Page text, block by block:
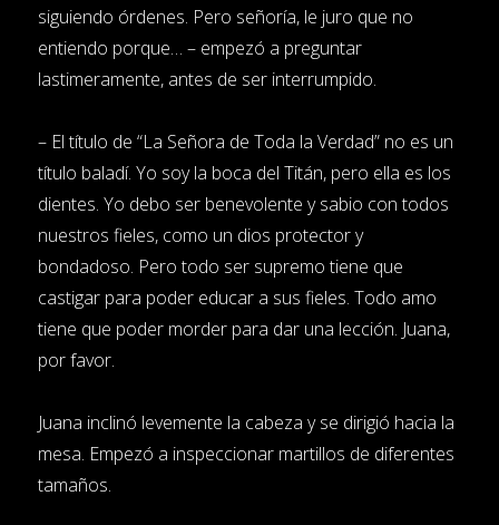
siguiendo órdenes. Pero señoría, le juro que no
entiendo porque… – empezó a preguntar
lastimeramente, antes de ser interrumpido.
– El título de “La Señora de Toda la Verdad” no es un
título baladí. Yo soy la boca del Titán, pero ella es los
dientes. Yo debo ser benevolente y sabio con todos
nuestros fieles, como un dios protector y
bondadoso. Pero todo ser supremo tiene que
castigar para poder educar a sus fieles. Todo amo
tiene que poder morder para dar una lección. Juana,
por favor.
Juana inclinó levemente la cabeza y se dirigió hacia la
mesa. Empezó a inspeccionar martillos de diferentes
tamaños.